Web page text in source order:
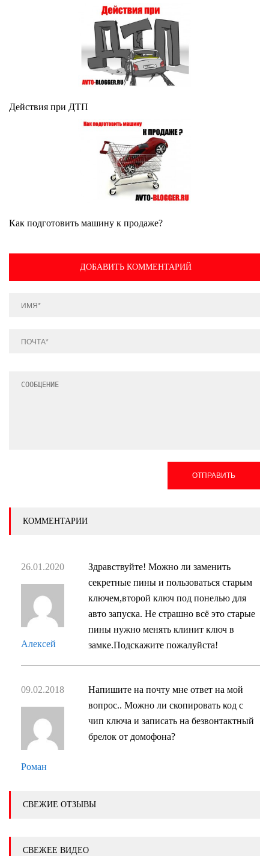
Действия при ДТП
Как подготовить машину к продаже?
ДОБАВИТЬ КОММЕНТАРИЙ
ОТПРАВИТЬ
КОММЕНТАРИИ
26.01.2020
Алексей
Здравствуйте! Можно ли заменить
секретные пины и пользоваться старым
ключем,второй ключ под понелью для
авто запуска. Не страшно всё это старые
пины нужно менять клинит ключ в
замке.Подскажите пожалуйста!
09.02.2018
Роман
Напишите на почту мне ответ на мой
вопрос.. Можно ли скопировать код с
чип ключа и записать на безвонтактный
брелок от домофона?
СВЕЖИЕ ОТЗЫВЫ
СВЕЖЕЕ ВИДЕО